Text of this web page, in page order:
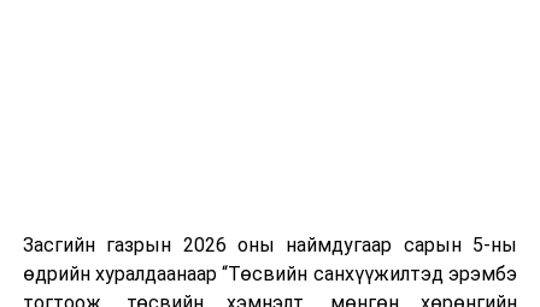
боловсруулсан
Стандартчилал,
техникийн
Шинэ хууль Францын зах зээлд үйлчилдэг гадаадын
дуудлагын төвүүдэд нөлөөлөхөөр байна. Тухайлбал,
Засгийн газрын 2026 оны наймдугаар сарын 5-ны
өдрийн хуралдаанаар “Төсвийн санхүүжилтэд эрэмбэ